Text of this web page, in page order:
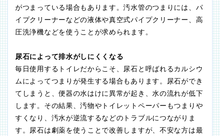
がつまっている場合もあります。汚水管のつまりには、パ
イプクリーナーなどの液体や真空式パイプクリーナー、高
圧洗浄機などを使うことが求められます。
尿石によって排水がしにくくなる
毎日使用するトイレだからこそ、尿石と呼ばれるカルシウ
ムによってつまりが発生する場合もあります。尿石ができ
てしまうと、便器の水はけに異常が起き、水の流れが低下
します。その結果、汚物やトイレットペーパーもつまりや
すくなり、汚水が逆流するなどのトラブルにつながりま
す。尿石は劇薬を使うことで改善しますが、不安な方は最